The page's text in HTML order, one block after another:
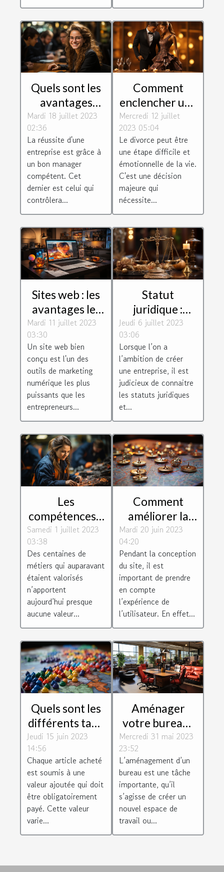
Quels sont les
avantages
d'être un bon
manager
d'entreprise ?
Mardi 18 juillet 2023
02:36
La réussite d'une
entreprise est grâce à
un bon manager
compétent. Cet
dernier est celui qui
contrôlera...
Comment
enclencher une
procédure de
divorce?
Mercredi 12 juillet
2023 05:04
Le divorce peut être
une étape difficile et
émotionnelle de la vie.
C'est une décision
majeure qui
nécessite...
Sites web : les
avantages les
plus
importants
d'avoir un site
web
Mardi 11 juillet 2023
03:30
Un site web bien
conçu est l'un des
outils de marketing
numérique les plus
puissants que les
entrepreneurs...
Statut
juridique :
Comment
choisir le bon
pour son
entreprise ?
Jeudi 6 juillet 2023
03:06
Lorsque l’on a
l’ambition de créer
une entreprise, il est
judicieux de connaitre
les statuts juridiques
et...
Les
compétences à
fortes valeurs
ajoutées que
recherchent
les entreprises
Samedi 1 juillet 2023
03:38
Des centaines de
métiers qui auparavant
étaient valorisés
n’apportent
aujourd’hui presque
aucune valeur...
Comment
améliorer la
navigation de
votre page
web ?
Mardi 20 juin 2023
04:20
Pendant la conception
du site, il est
important de prendre
en compte
l’expérience de
l’utilisateur. En effet...
Quels sont les
différents taux
de TVA des
différentes
régions
européenne ?
Jeudi 15 juin 2023
14:56
Chaque article acheté
est soumis à une
valeur ajoutée qui doit
être obligatoirement
payé. Cette valeur
varie...
Aménager
votre bureau :
pourquoi vous
équiper d’un
mobilier de
bureau
d’occasion ?
Mercredi 31 mai 2023
23:52
L’aménagement d’un
bureau est une tâche
importante, qu’il
s’agisse de créer un
nouvel espace de
travail ou...